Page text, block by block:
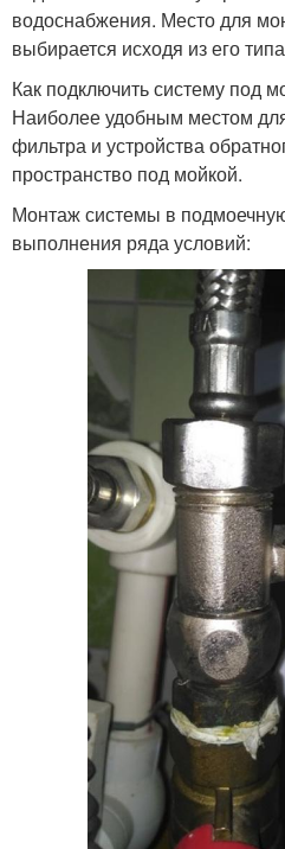
водоснабжения. Место для
выбирается исходя из его
Как подключить систему под
Наиболее удобным местом
фильтра и устройства
пространство под мойкой.
Монтаж системы в
выполнения ряда условий: